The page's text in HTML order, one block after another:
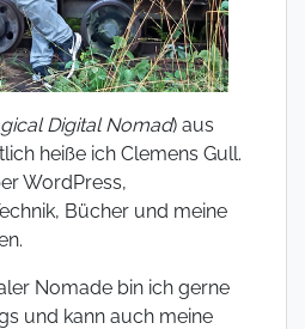
Digital Nomad) aus
heiße ich Clemens Gull.
WordPress,
Bücher und meine
Nomade bin ich gerne
und kann auch meine